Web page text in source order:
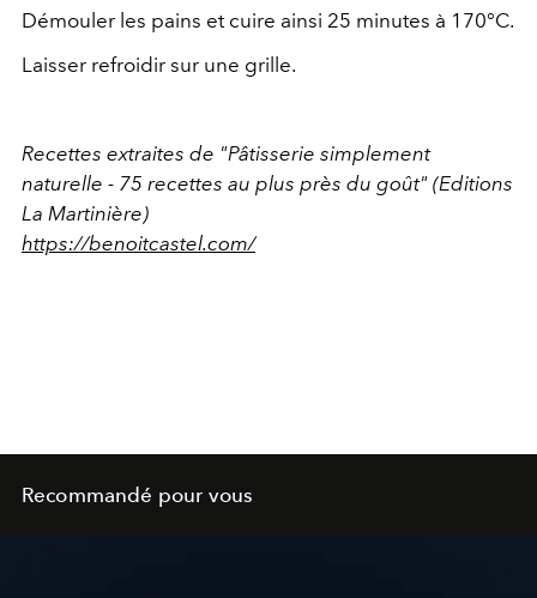
Démouler les pains et cuire ainsi 25 minutes à 170°C.
Laisser refroidir sur une grille.
Recettes extraites de "Pâtisserie simplement
naturelle - 75 recettes au plus près du goût" (Editions
La Martinière)
https://benoitcastel.com/
Recommandé pour vous